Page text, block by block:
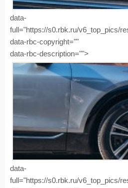
data-
full="https://s0.rbk.ru/v6_top_pics/
data-rbc-copyright=""
data-rbc-description="">
data-
full="https://s0.rbk.ru/v6_top_pics/